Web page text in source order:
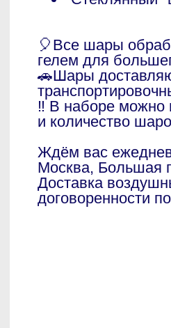
🎈Все шары
гелем для
🚗Шары
‼️ В наборе можно
и количество
Ждём вас
Москва, Большая
Доставка
договоренности